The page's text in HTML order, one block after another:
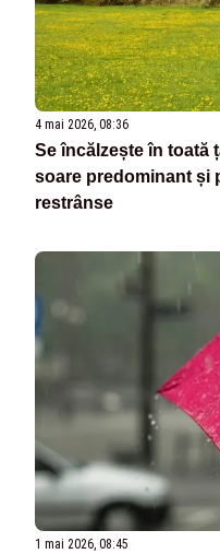
4 mai 2026, 08:36
Se încălzește în toată
soare predominant și
restrânse
1 mai 2026, 08:45